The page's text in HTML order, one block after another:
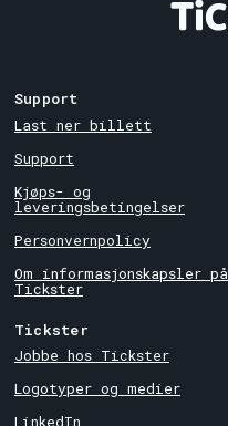
Support
Last ner billett
Support
Kjøps- og
leveringsbetingelser
Personvernpolicy
Om informasjonskapsler på
Tickster
Tickster
Jobbe hos Tickster
Logotyper og medier
LinkedIn